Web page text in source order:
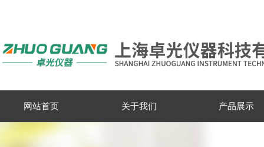
网站首页 关于我们 产品展示